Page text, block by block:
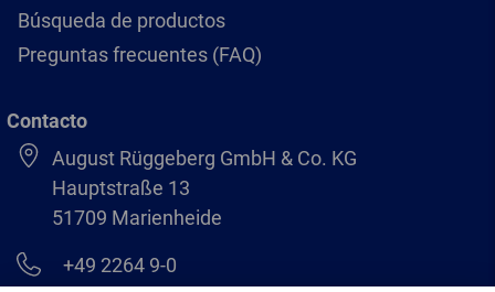
Búsqueda de productos
Preguntas frecuentes (FAQ)
Contacto
August Rüggeberg GmbH & Co. KG
Hauptstraße 13
51709 Marienheide
+49 2264 9-0